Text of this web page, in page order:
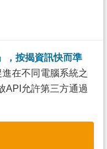
，按揭資訊快而準
在不同電腦系統之
API允許第三方通過